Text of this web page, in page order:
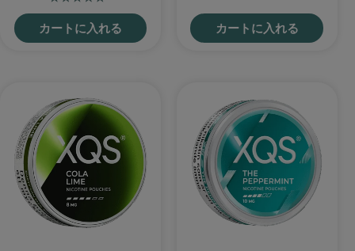
カートに入れる カートに入れる